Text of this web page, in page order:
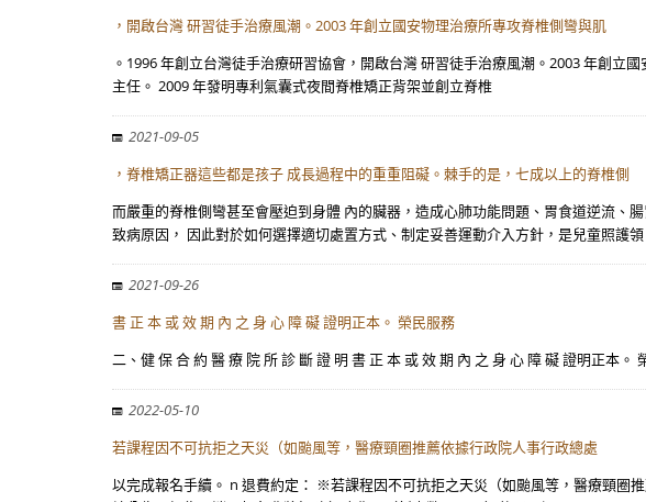
，開啟台灣 研習徒手治療風潮。2003 年創立國安物理治療所專攻脊椎側彎與肌
。1996 年創立台灣徒手治療研習協會，開啟台灣 研習徒手治療風潮。2003 年創立
主任。 2009 年發明專利氣囊式夜間脊椎矯正背架並創立脊椎
2021-09-05
，脊椎矯正器這些都是孩子 成長過程中的重重阻礙。棘手的是，七成以上的脊椎側
而嚴重的脊椎側彎甚至會壓迫到身體 內的臟器，造成心肺功能問題、胃食道逆流、
致病原因， 因此對於如何選擇適切處置方式、制定妥善運動介入方針，是兒童照護領
2021-09-26
書 正 本 或 效 期 內 之 身 心 障 礙 證明正本。 榮民服務
二、健 保 合 約 醫 療 院 所 診 斷 證 明 書 正 本 或 效 期 內 之 身 心 障 礙 證明正本
2022-05-10
若課程因不可抗拒之天災（如颱風等，醫療頸圈推薦依據行政院人事行政總處
以完成報名手續。 n 退費約定： ※若課程因不可抗拒之天災（如颱風等，醫療頸圈